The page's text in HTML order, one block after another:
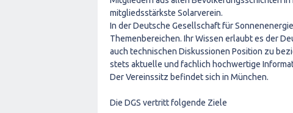
mitgliedsstärkste Solarverein.
In der Deutsche Gesellschaft für
Themenbereichen. Ihr Wissen erlaubt es der
auch technischen Diskussionen Position zu
stets aktuelle und fachlich hochwertige
Der Vereinssitz befindet sich in München.
Die DGS vertritt folgende Ziele